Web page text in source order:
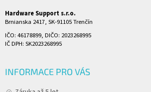
Hardware Support s.r.o.
Brnianska 2417, SK-91105 Trenčín
IČO: 46178899, DIČO: 2023268995
IČ DPH: SK2023268995
INFORMACE PRO VÁS